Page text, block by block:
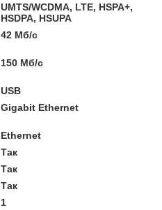
UMTS/WCDMA, LTE, HSPA+,
HSDPA, HSUPA
42 Мб/с
150 Мб/с
USB
Gigabit Ethernet
Ethernet
Так
Так
Так
1